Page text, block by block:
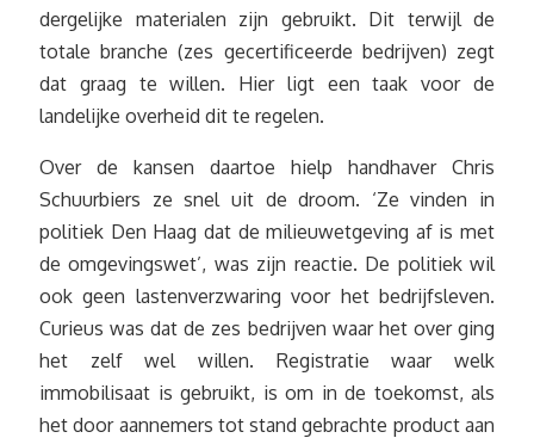
dergelijke materialen zijn gebruikt. Dit terwijl de
totale branche (zes gecertificeerde bedrijven) zegt
dat graag te willen. Hier ligt een taak voor de
landelijke overheid dit te regelen.
Over de kansen daartoe hielp handhaver Chris
Schuurbiers ze snel uit de droom. ‘Ze vinden in
politiek Den Haag dat de milieuwetgeving af is met
de omgevingswet’, was zijn reactie. De politiek wil
ook geen lastenverzwaring voor het bedrijfsleven.
Curieus was dat de zes bedrijven waar het over ging
het zelf wel willen. Registratie waar welk
immobilisaat is gebruikt, is om in de toekomst, als
het door aannemers tot stand gebrachte product aan